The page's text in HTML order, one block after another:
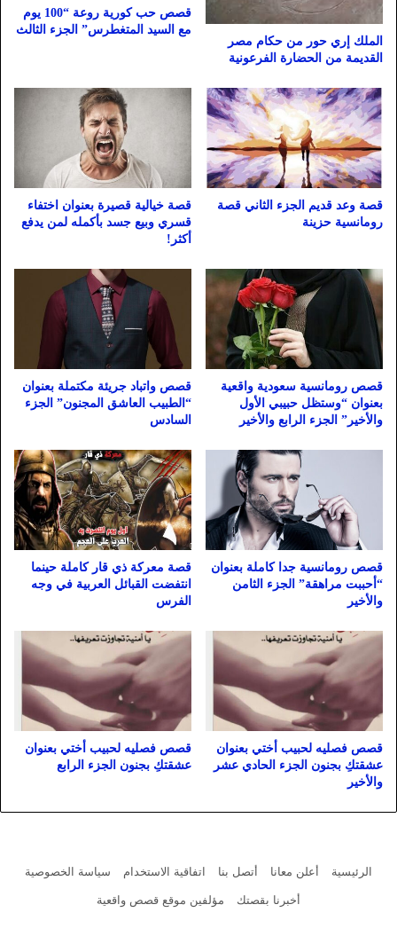
الملك إري حور من حكام مصر
القديمة من الحضارة الفرعونية
قصص حب كورية روعة “100 يوم
مع السيد المتغطرس” الجزء الثالث
قصة وعد قديم الجزء الثاني قصة
رومانسية حزينة
قصة خيالية قصيرة بعنوان اختفاء
قسري وبيع جسد بأكمله لمن يدفع
أكثر!
قصص رومانسية سعودية واقعية
بعنوان “وستظل حبيبي الأول
والأخير” الجزء الرابع والأخير
قصص واتباد جريئة مكتملة بعنوان
“الطبيب العاشق المجنون” الجزء
السادس
قصص رومانسية جدا كاملة بعنوان
“أحببت مراهقة” الجزء الثامن
والأخير
قصة معركة ذي قار كاملة حينما
انتفضت القبائل العربية في وجه
الفرس
قصص فصليه لحبيب أختي بعنوان
عشقتكِ بجنون الجزء الحادي عشر
والأخير
قصص فصليه لحبيب أختي بعنوان
عشقتكِ بجنون الجزء الرابع
الرئيسية أعلن معانا أتصل بنا اتفاقية الاستخدام
سياسة الخصوصية
أخبرنا بقصتك
مؤلفين موقع قصص واقعية